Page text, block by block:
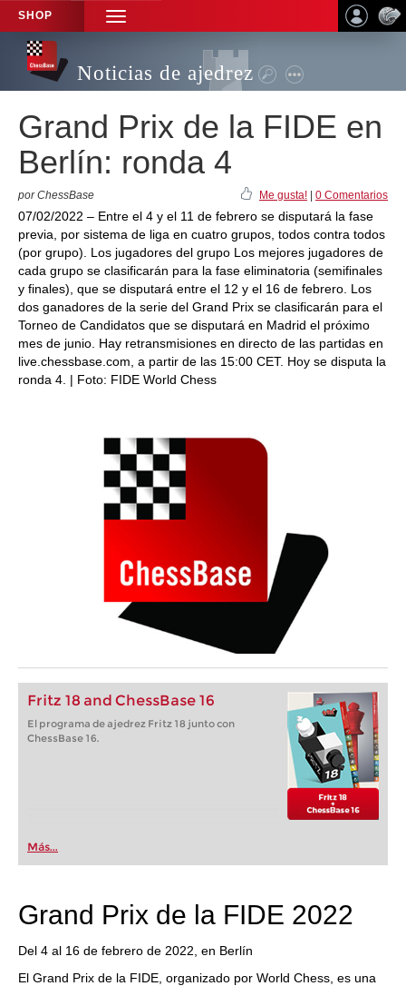
SHOP
TOGGLE
NAVIGATION
Noticias de ajedrez
Grand Prix de la FIDE en
Berlín: ronda 4
por ChessBase Me gusta! 0 Comentarios
07/02/2022 – Entre el 4 y el 11 de febrero se disputará la fase
previa, por sistema de liga en cuatro grupos, todos contra todos
(por grupo). Los jugadores del grupo Los mejores jugadores de
cada grupo se clasificarán para la fase eliminatoria (semifinales
y finales), que se disputará entre el 12 y el 16 de febrero. Los
dos ganadores de la serie del Grand Prix se clasificarán para el
Torneo de Candidatos que se disputará en Madrid el próximo
mes de junio. Hay retransmisiones en directo de las partidas en
live.chessbase.com, a partir de las 15:00 CET. Hoy se disputa la
ronda 4. | Foto: FIDE World Chess
Fritz 18 and ChessBase 16
El programa de ajedrez Fritz 18 junto con
ChessBase 16.
Más...
Grand Prix de la FIDE 2022
Del 4 al 16 de febrero de 2022, en Berlín
El Grand Prix de la FIDE, organizado por World Chess, es una